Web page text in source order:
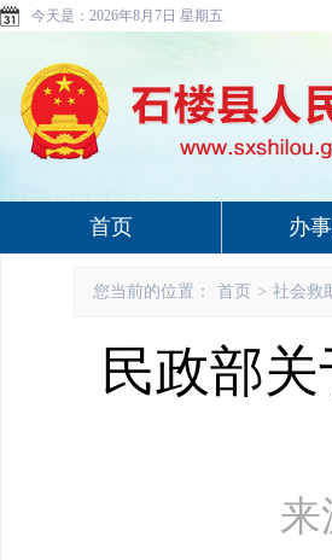
今天是： 2026年8月7日 星期五
首页 办
您当前的位置： 首页 > 社会救
民政部
来